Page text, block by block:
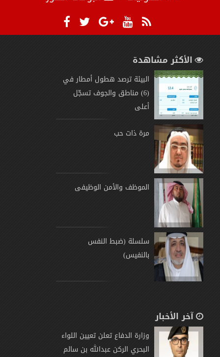
الأكثر مشاهدة
البيئة ترصد هطول أمطار في
(6) مناطق والجوف تسجّل
أعلى
مرة ذات حب
الموظف والأمن الوظيفى
سلسلة (ضبط النفس
بالنفيس)
آخر الأخبار
وزارة الدفاع تعلن تعيين اللواء
البحري الركن عبدالله بن سالم